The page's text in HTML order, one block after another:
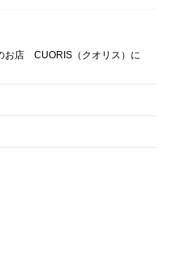
お店 CUORIS（クオリス）に